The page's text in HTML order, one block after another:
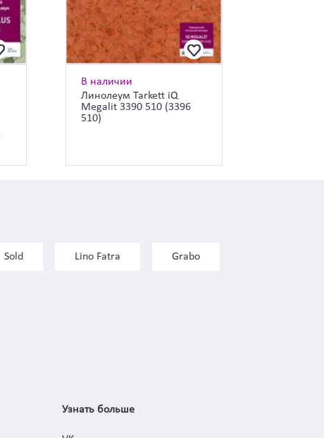
В наличии
Линолеум Tarkett iQ
Megalit 3390 510 (3396
510)
Sold Lino Fatra Grabo
Узнать больше